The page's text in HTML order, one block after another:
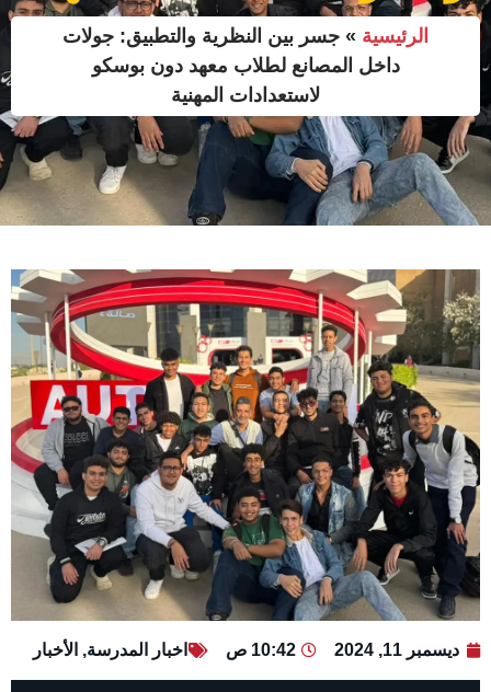
الرئيسية» جسر بين النظرية والتطبيق: جولات
داخل المصانع لطلاب معهد دون بوسكو
لاستعدادات المهنية
ديسمبر 11, 2024 10:42 ص اخبار المدرسة, الأخبار